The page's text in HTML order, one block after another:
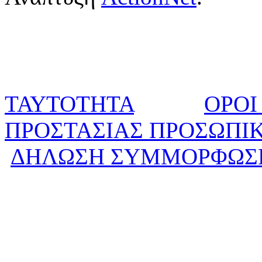
ΤΑΥΤΟΤΗΤΑ
ΠΡΟΣΤΑΣΙΑΣ
ΔΗΛΩΣΗ